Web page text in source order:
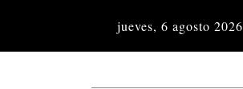
jueves, 6 agosto 2026